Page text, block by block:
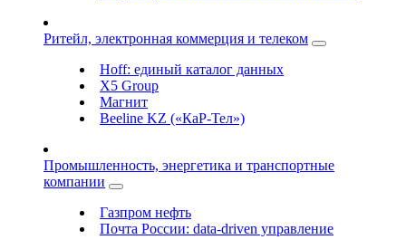
Ритейл, электронная коммерция и телеком
Hoff: единый каталог данных
X5 Group
Магнит
Beeline KZ («КаР-Тел»)
Промышленность, энергетика и транспортные
компании
Газпром нефть
Почта России: data-driven управление